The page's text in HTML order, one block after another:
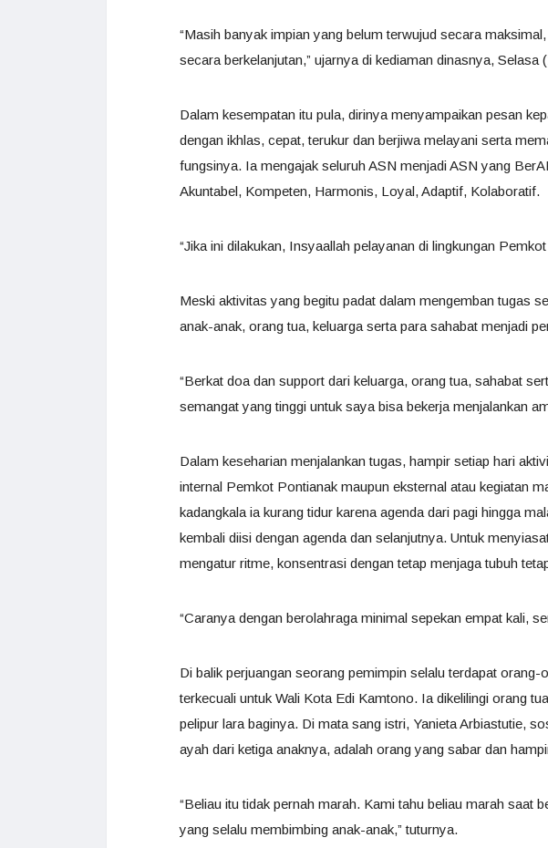
“Masih banyak impian yang belum terwujud secara
secara berkelanjutan,” ujarnya di kediaman dinasnya, Selasa
Dalam kesempatan itu pula, dirinya menyampaikan pesan
dengan ikhlas, cepat, terukur dan berjiwa melayani serta
fungsinya. Ia mengajak seluruh ASN menjadi ASN yang
Akuntabel, Kompeten, Harmonis, Loyal, Adaptif, Kolaboratif.
“Jika ini dilakukan, Insyaallah pelayanan di lingkungan
Meski aktivitas yang begitu padat dalam mengemban tugas
anak-anak, orang tua, keluarga serta para sahabat menjadi
“Berkat doa dan support dari keluarga, orang tua, sahabat
semangat yang tinggi untuk saya bisa bekerja menjalankan
Dalam keseharian menjalankan tugas, hampir setiap hari
internal Pemkot Pontianak maupun eksternal atau kegiatan
kadangkala ia kurang tidur karena agenda dari pagi hingga
kembali diisi dengan agenda dan selanjutnya. Untuk
mengatur ritme, konsentrasi dengan tetap menjaga tubuh
“Caranya dengan berolahraga minimal sepekan empat kali,
Di balik perjuangan seorang pemimpin selalu terdapat
terkecuali untuk Wali Kota Edi Kamtono. Ia dikelilingi orang
pelipur lara baginya. Di mata sang istri, Yanieta Arbiastutie,
ayah dari ketiga anaknya, adalah orang yang sabar dan
“Beliau itu tidak pernah marah. Kami tahu beliau marah saat
yang selalu membimbing anak-anak,” tuturnya.